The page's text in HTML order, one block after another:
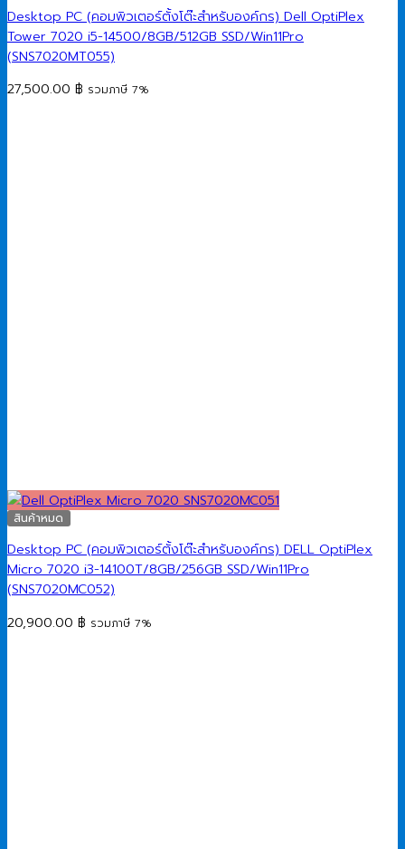
Desktop PC (คอมพิวเตอร์ตั้งโต๊ะสำหรับองค์กร) Dell OptiPlex
Tower 7020 i5-14500/8GB/512GB SSD/Win11Pro
(SNS7020MT055)
27,500.00 ฿ รวมภาษี 7%
สินค้าหมด
Desktop PC (คอมพิวเตอร์ตั้งโต๊ะสำหรับองค์กร) DELL OptiPlex
Micro 7020 i3-14100T/8GB/256GB SSD/Win11Pro
(SNS7020MC052)
20,900.00 ฿ รวมภาษี 7%